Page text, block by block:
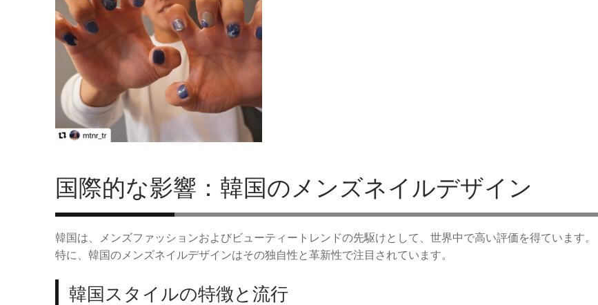
国際的な影響：韓国のメンズネイルデザイン
韓国は、メンズファッションおよびビューティートレンドの先駆けとして、世界中で高い評価を得ています。
特に、韓国のメンズネイルデザインはその独自性と革新性で注目されています。
韓国スタイルの特徴と流行